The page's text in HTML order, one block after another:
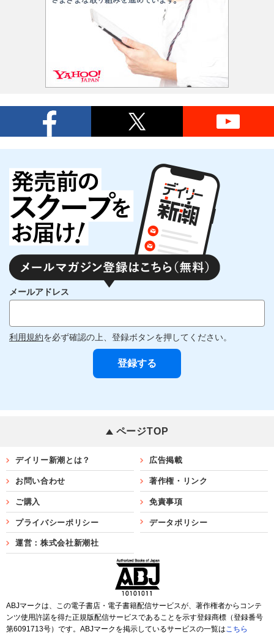
メールアドレス
利用規約を必ず確認の上、登録ボタンを押してください。
ページTOP
デイリー新潮とは？ 広告掲載
お問い合わせ 著作権・リンク
ご購入 免責事項
プライバシーポリシー データポリシー
運営：株式会社新潮社
ABJマークは、この電子書店・電子書籍配信サービスが、著作権者からコンテ
ンツ使用許諾を得た正規版配信サービスであることを示す登録商標（登録番号
第6091713号）です。ABJマークを掲示しているサービスの一覧はこちら